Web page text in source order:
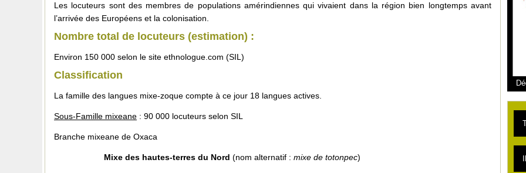
Les locuteurs sont des membres de populations amérindiennes qui vivaient dans la région bien longtemps avant
l’arrivée des Européens et la colonisation.
Nombre total de locuteurs (estimation) :
Environ 150 000 selon le site ethnologue.com (SIL)
Classification
La famille des langues mixe-zoque compte à ce jour 18 langues actives.
Sous-Famille mixeane : 90 000 locuteurs selon SIL
Branche mixeane de Oxaca
Mixe des hautes-terres du Nord (nom alternatif : mixe de totonpec)